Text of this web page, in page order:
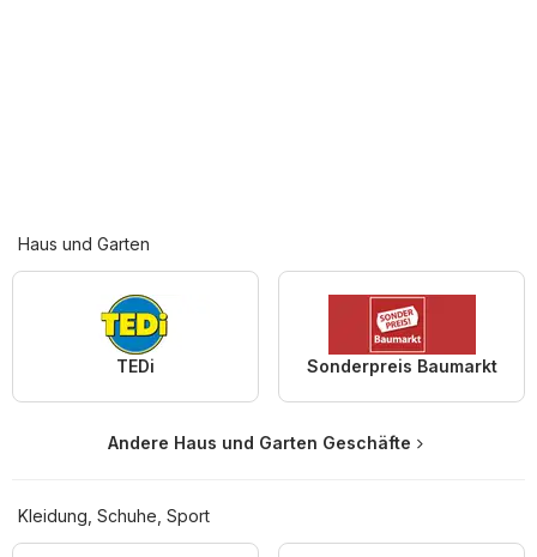
Haus und Garten
TEDi Sonderpreis Baumarkt
Andere Haus und Garten Geschäfte
Kleidung, Schuhe, Sport